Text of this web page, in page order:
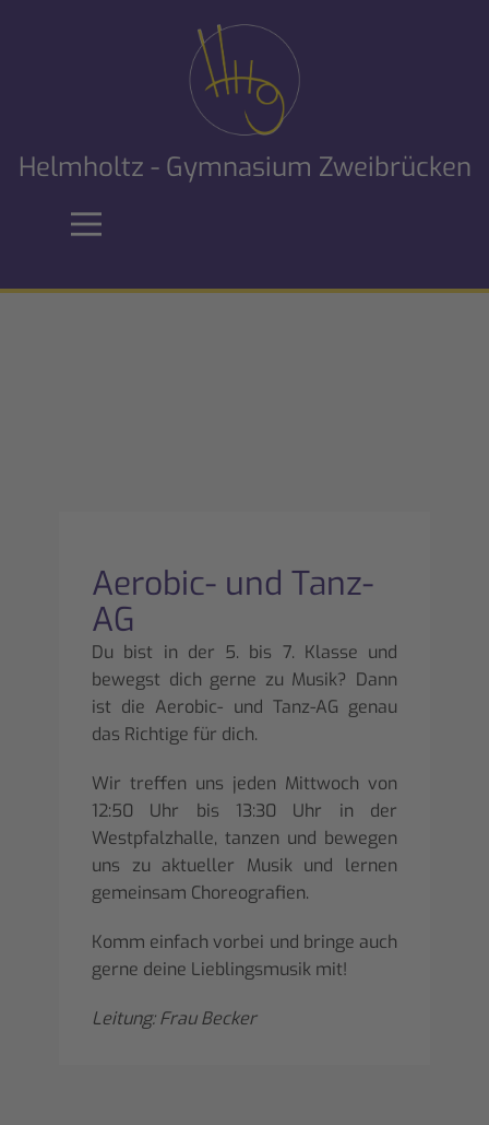
Helmholtz - Gymnasium Zweibrücken
Aerobic- und Tanz-
AG
Du bist in der 5. bis 7. Klasse und
bewegst dich gerne zu Musik? Dann
ist die Aerobic- und Tanz-AG genau
das Richtige für dich.
Wir treffen uns jeden Mittwoch von
12:50 Uhr bis 13:30 Uhr in der
Westpfalzhalle, tanzen und bewegen
uns zu aktueller Musik und lernen
gemeinsam Choreografien.
Komm einfach vorbei und bringe auch
gerne deine Lieblingsmusik mit!
Leitung: Frau Becker